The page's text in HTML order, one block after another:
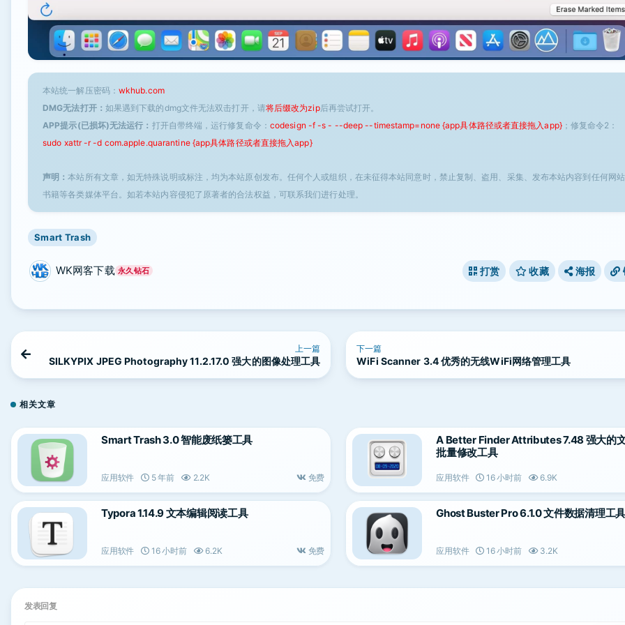
本站统一解压密码： wkhub.com
DMG无法打开： 如果遇到下载的dmg文件无法双击打开，请将后缀改为zip后再尝试打开。
APP提示(已损坏)无法运行： 打开自带终端，运行修复命令： codesign -f -s - --deep --timestamp=none {app具体路径或者直接拖入app}；修复命令2：
sudo xattr -r -d com.apple.quarantine {app具体路径或者直接拖入app}
声明：本站所有文章，如无特殊说明或标注，均为本站原创发布。任何个人或组织，在未征得本站同意时，禁止复制、盗用、采集、发布本站内容到任何网
书籍等各类媒体平台。如若本站内容侵犯了原著者的合法权益，可联系我们进行处理。
Smart Trash
WK网客下载 永久钻石 打赏 收藏 海报
上一篇
SILKYPIX JPEG Photography 11.2.17.0 强大的图像处理工具
下一篇
WiFi Scanner 3.4 优秀的无线WiFi网络管理工具
相关文章
Smart Trash 3.0 智能废纸篓工具
应用软件 5 年前 2.2K 免费
A Better Finder Attributes 7.48 强大的
批量修改工具
应用软件 16 小时前 6.9K
Typora 1.14.9 文本编辑阅读工具
应用软件 16 小时前 6.2K 免费
Ghost Buster Pro 6.1.0 文件数据清理工具
应用软件 16 小时前 3.2K
发表回复